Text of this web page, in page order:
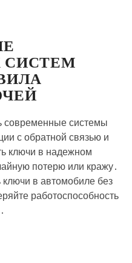
СИСТЕМ
современные системы
с обратной связью и
ключи в надежном
потерю или кражу․
ключи в автомобиле без
работоспособность